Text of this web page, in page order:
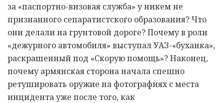
за «паспортно-визовая служба» у никем не
признанного сепаратистского образования? Что
они делали на грунтовой дороге? Почему в роли
«дежурного автомобиля» выступал УАЗ-«буханка»,
раскрашенный под «Скорую помощь»? Наконец,
почему армянская сторона начала спешно
ретушировать оружие на фотографиях с места
инцидента уже после того, как